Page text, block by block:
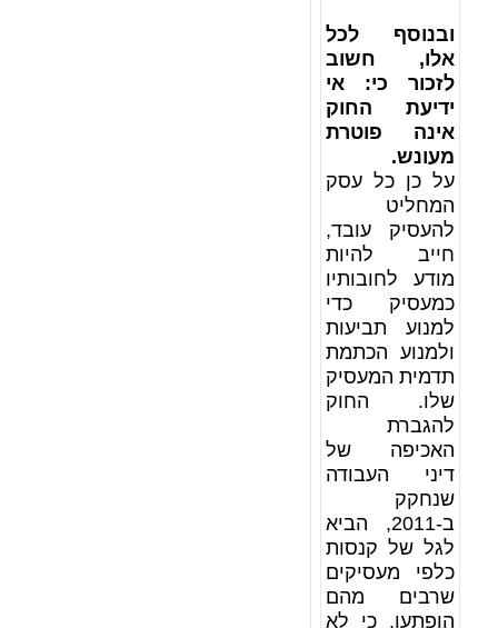
ובנוסף לכל
אלו, חשוב
לזכור כי: אי
ידיעת החוק
אינה פוטרת
מעונש.
על כן כל עסק
המחליט
להעסיק עובד,
חייב להיות
מודע לחובותיו
כמעסיק כדי
למנוע תביעות
ולמנוע הכתמת
תדמית המעסיק
שלו. החוק
להגברת
האכיפה של
דיני העבודה
שנחקק
ב-2011, הביא
לגל של קנסות
כלפי מעסיקים
שרבים מהם
הופתעו, כי לא